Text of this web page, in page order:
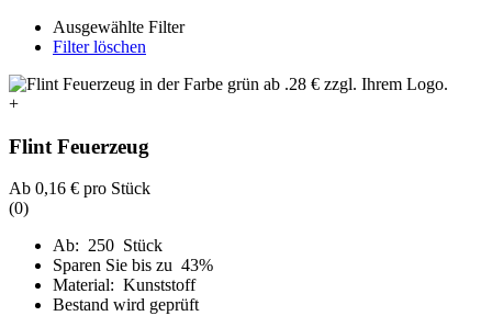
Ausgewählte Filter
Filter löschen
+
Flint Feuerzeug
Ab 0,16 € pro Stück
(0)
Ab: 250 Stück
Sparen Sie bis zu 43%
Material: Kunststoff
Bestand wird geprüft